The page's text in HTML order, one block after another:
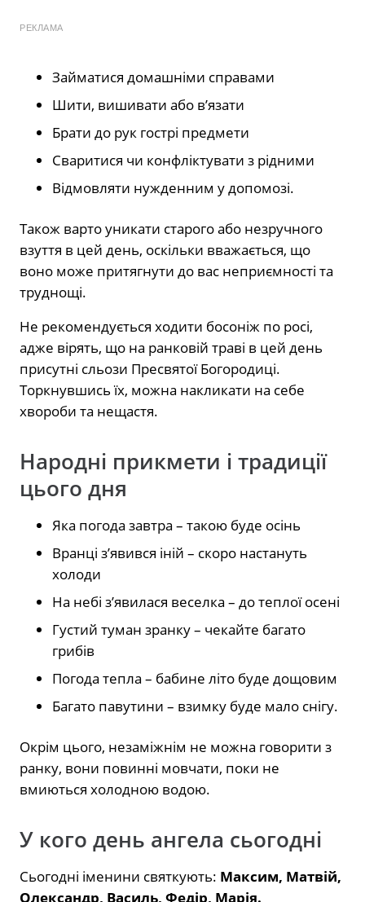
РЕКЛАМА
Займатися домашніми справами
Шити, вишивати або в’язати
Брати до рук гострі предмети
Сваритися чи конфліктувати з рідними
Відмовляти нужденним у допомозі.
Також варто уникати старого або незручного
взуття в цей день, оскільки вважається, що
воно може притягнути до вас неприємності та
труднощі.
Не рекомендується ходити босоніж по росі,
адже вірять, що на ранковій траві в цей день
присутні сльози Пресвятої Богородиці.
Торкнувшись їх, можна накликати на себе
хвороби та нещастя.
Народні прикмети і традиції
цього дня
Яка погода завтра – такою буде осінь
Вранці з’явився іній – скоро настануть
холоди
На небі з’явилася веселка – до теплої осені
Густий туман зранку – чекайте багато
грибів
Погода тепла – бабине літо буде дощовим
Багато павутини – взимку буде мало снігу.
Окрім цього, незаміжнім не можна говорити з
ранку, вони повинні мовчати, поки не
вмиються холодною водою.
У кого день ангела сьогодні
Сьогодні іменини святкують: Максим, Матвій,
Олександр, Василь, Федір, Марія.